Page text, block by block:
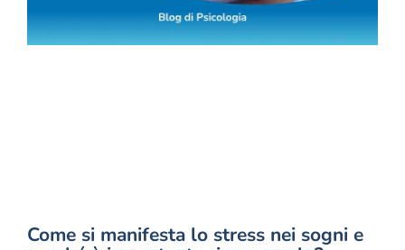
Come si manifesta lo stress nei sogni e